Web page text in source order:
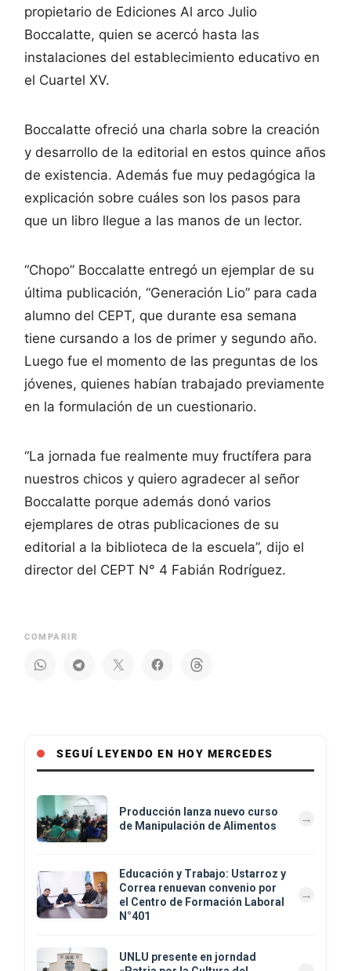
propietario de Ediciones Al arco Julio
Boccalatte, quien se acercó hasta las
instalaciones del establecimiento educativo en
el Cuartel XV.
Boccalatte ofreció una charla sobre la creación
y desarrollo de la editorial en estos quince años
de existencia. Además fue muy pedagógica la
explicación sobre cuáles son los pasos para
que un libro llegue a las manos de un lector.
“Chopo” Boccalatte entregó un ejemplar de su
última publicación, “Generación Lio” para cada
alumno del CEPT, que durante esa semana
tiene cursando a los de primer y segundo año.
Luego fue el momento de las preguntas de los
jóvenes, quienes habían trabajado previamente
en la formulación de un cuestionario.
“La jornada fue realmente muy fructífera para
nuestros chicos y quiero agradecer al señor
Boccalatte porque además donó varios
ejemplares de otras publicaciones de su
editorial a la biblioteca de la escuela”, dijo el
director del CEPT N° 4 Fabián Rodríguez.
COMPARIR
SEGUÍ LEYENDO EN HOY MERCEDES
Producción lanza nuevo curso
de Manipulación de Alimentos
Educación y Trabajo: Ustarroz y
Correa renuevan convenio por
el Centro de Formación Laboral
N°401
UNLU presente en jorndad